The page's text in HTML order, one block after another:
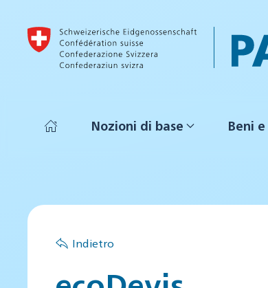
Skip to main content
Nozioni di base Beni
Indietro